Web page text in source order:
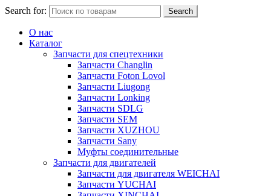
Search for: Search
О нас
Каталог
Запчасти для спецтехники
Запчасти Changlin
Запчасти Foton Lovol
Запчасти Liugong
Запчасти Lonking
Запчасти SDLG
Запчасти SEM
Запчасти XUZHOU
Запчасти Sany
Муфты соединительные
Запчасти для двигателей
Запчасти для двигателя WEICHAI
Запчасти YUCHAI